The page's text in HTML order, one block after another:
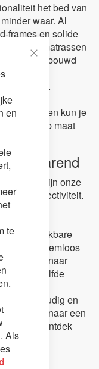
Close
en
te
Als
het bed van
waar. Al
frames en solide
matrassen
gebouwd
grote
te bieden.
uit pure
bedden kun je
en op maat
zijn onze
van effectiviteit.
al je
van
je beschikbare
je probleemloos
omkijken naar
Hetzelfde
je
eenvoudig en
nog naar een
Haag en ontdek
ons